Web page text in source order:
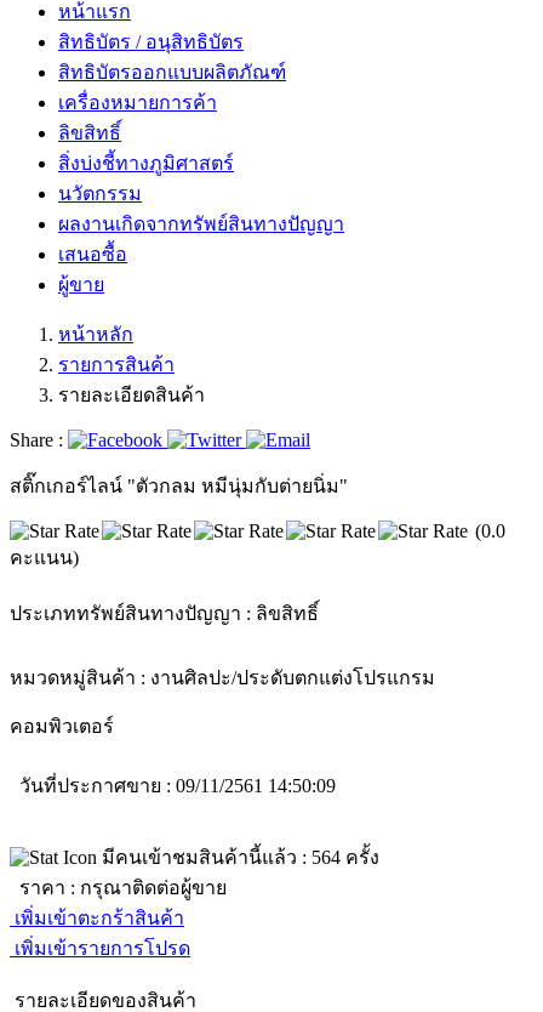
หน้าแรก
สิทธิบัตร / อนุสิทธิบัตร
สิทธิบัตรออกแบบผลิตภัณฑ์
เครื่องหมายการค้า
ลิขสิทธิ์
สิ่งบ่งชี้ทางภูมิศาสตร์
นวัตกรรม
ผลงานเกิดจากทรัพย์สินทางปัญญา
เสนอซื้อ
ผู้ขาย
หน้าหลัก
รายการสินค้า
รายละเอียดสินค้า
Share :
สติ๊กเกอร์ไลน์ "ตัวกลม หมีนุ่มกับต่ายนิ่ม"
(0.0
คะแนน)
ประเภททรัพย์สินทางปัญญา : ลิขสิทธิ์
หมวดหมู่สินค้า : งานศิลปะ/ประดับตกแต่งโปรแกรม
คอมพิวเตอร์
วันที่ประกาศขาย : 09/11/2561 14:50:09
มีคนเข้าชมสินค้านี้แล้ว : 564 ครั้ง
ราคา : กรุณาติดต่อผู้ขาย
เพิ่มเข้าตะกร้าสินค้า
เพิ่มเข้ารายการโปรด
รายละเอียดของสินค้า